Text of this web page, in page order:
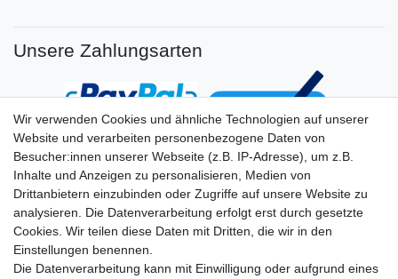
Unsere Zahlungsarten
Wir verwenden Cookies und ähnliche Technologien auf unserer
Website und verarbeiten personenbezogene Daten von
Besucher:innen unserer Webseite (z.B. IP-Adresse), um z.B.
Inhalte und Anzeigen zu personalisieren, Medien von
Drittanbietern einzubinden oder Zugriffe auf unsere Website zu
analysieren. Die Datenverarbeitung erfolgt erst durch gesetzte
Cookies. Wir teilen diese Daten mit Dritten, die wir in den
Einstellungen benennen.
Die Datenverarbeitung kann mit Einwilligung oder aufgrund eines